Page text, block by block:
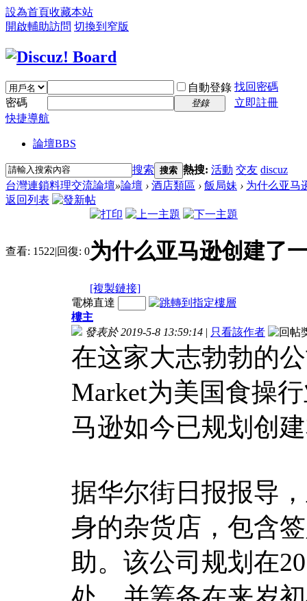
設為首頁收藏本站
開啟輔助訪問 切換到窄版
自動登錄 找回密碼
密碼
登錄
立即註冊
快捷導航
論壇BBS
搜索 搜索 熱搜: 活動 交友 discuz
台灣連鎖料理交流論壇»論壇 › 酒店類區 › 飯局妹 › 为什么亚马
返回列表
查看: 1522|回復: 0为什么亚马逊创建了
[複製鏈接]
電梯直達
樓主
發表於 2019-5-8 13:59:14 | 只看該作者
在这家大志勃勃的
Market为美国食操
马逊如今已规划创
据华尔街日报报导
身的杂货店，包含
助。该公司规划在